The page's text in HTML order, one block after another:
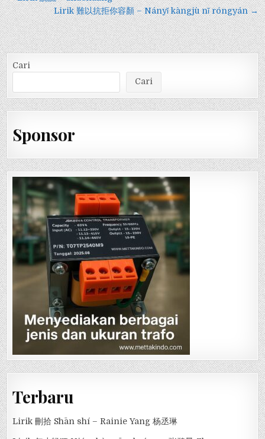
pos
Lirik 難以抗拒你容顏 – Nányǐ kàngjù nǐ róngyán →
Cari
Cari
Sponsor
Terbaru
Lirik 刪拾 Shān shí – Rainie Yang 杨丞琳